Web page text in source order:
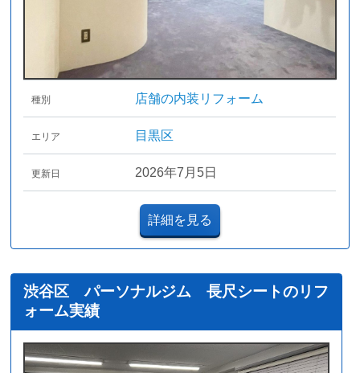
種別 店舗の内装リフォーム
エリア 目黒区
更新日 2026年7月5日
詳細を見る
渋谷区 パーソナルジム 長尺シートのリフ
ォーム実績